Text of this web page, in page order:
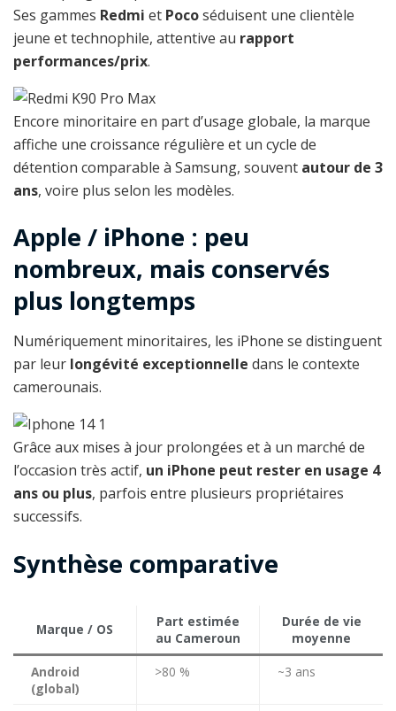
Ses gammes Redmi et Pocoséduisent une clientèle
jeune et technophile, attentive au rapport
performances/prix.
Encore minoritaire en part d’usage globale, la marque
affiche une croissance régulière et un cycle de
détention comparable à Samsung, souvent autour de 3
ans, voire plus selon les modèles.
Apple / iPhone : peu
nombreux, mais conservés
plus longtemps
Numériquement minoritaires, les iPhone se distinguent
par leur longévité exceptionnelle dans le contexte
camerounais.
Grâce aux mises à jour prolongées et à un marché de
l’occasion très actif, un iPhone peut rester en usage 4
ans ou plus, parfois entre plusieurs propriétaires
successifs.
Synthèse comparative
Marque / OS
Part estimée
au Cameroun
Durée de vie
moyenne
Android
(global)
>80 % ~3 ans